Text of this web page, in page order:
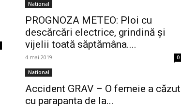
National
PROGNOZA METEO: Ploi cu
descărcări electrice, grindină şi
vijelii toată săptămâna....
4 mai 2019 0
National
Accident GRAV – O femeie a căzut
cu parapanta de la...